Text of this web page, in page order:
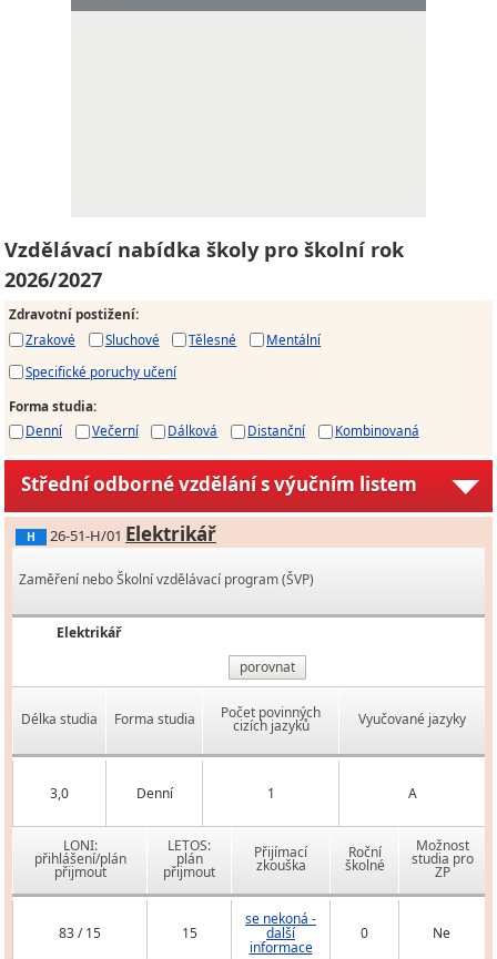
Vzdělávací nabídka školy pro školní rok
2026/2027
Zdravotní postižení:
Zrakové
Sluchové Tělesné
Mentální
Specifické poruchy učení
Forma studia:
Denní
Večerní Dálková Distanční Kombinovaná
Střední odborné vzdělání s výučním listem
H 26-51-H/01 Elektrikář
Zaměření nebo Školní vzdělávací program (ŠVP)
Elektrikář
porovnat
Délka studia Forma studia Počet povinných
cizích jazyků Vyučované jazyky
3,0 Denní 1 A
LONI:
přihlášení/plán
přijmout
LETOS:
plán
přijmout
Přijímací
zkouška
Roční
školné
Možnost
studia pro
ZP
83 / 15 15
se nekoná -
další
informace
0 Ne